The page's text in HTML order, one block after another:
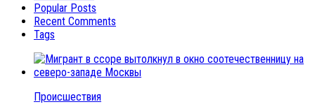
Popular Posts
Recent Comments
Tags
Происшествия